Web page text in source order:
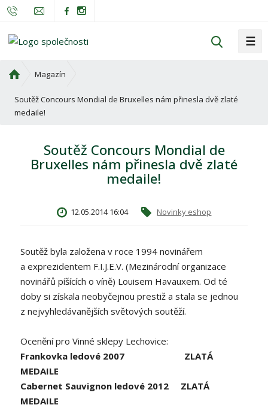
e
t
☰
o
d
Magazín
Soutěž Concours Mondial de Bruxelles nám přinesla dvě zlaté
medaile!
Soutěž Concours Mondial de
Bruxelles nám přinesla dvě zlaté
medaile!
12.05.2014 16:04 Novinky eshop
Soutěž byla založena v roce 1994 novinářem
a exprezidentem F.I.J.E.V. (Mezinárodní organizace
novinářů píšících o víně) Louisem Havauxem. Od té
doby si získala neobyčejnou prestiž a stala se jednou
z nejvyhledávanějších světových soutěží.
Ocenění pro Vinné sklepy Lechovice:
Frankovka ledové 2007 ZLATÁ
MEDAILE
Cabernet Sauvignon ledové 2012 ZLATÁ
MEDAILE